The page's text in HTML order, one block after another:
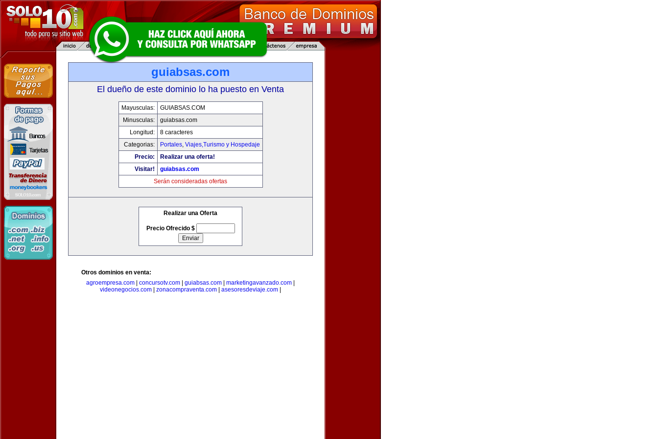
guiabsas.com
El dueño de este dominio lo ha puesto en Venta
Mayusculas:
GUIABSAS.COM
Minusculas:
guiabsas.com
Longitud:
8 caracteres
Categorias:
Portales, Viajes,Turismo y Hospedaje
Precio:
Realizar una oferta!
Visitar!
guiabsas.com
Serán consideradas ofertas
Realizar una Oferta
Precio Ofrecido $
Otros dominios en venta:
agroempresa.com
concursotv.com guiabsas.com marketingavanzado.com
videonegocios.com
zonacompraventa.com asesoresdeviaje.com